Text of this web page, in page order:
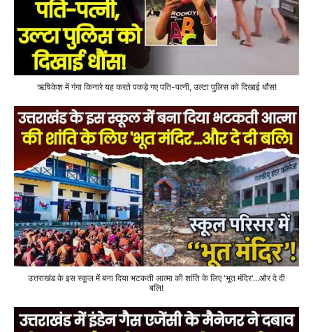
ऋषिकेश में गंगा किनारे यह करते पकड़े गए पति-पत्नी, उल्टा पुलिस को दिखाई धौंस!
उत्तराखंड के इस स्कूल में बना दिया भटकती आत्मा की शांति के लिए 'भूत मंदिर'...और दे दी
बलि!